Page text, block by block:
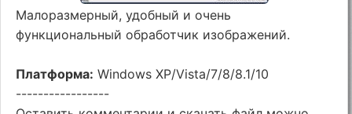
Малоразмерный, удобный и очень
функциональный обработчик изображений.
Платформа: Windows XP/Vista/7/8/8.1/10
-----------------